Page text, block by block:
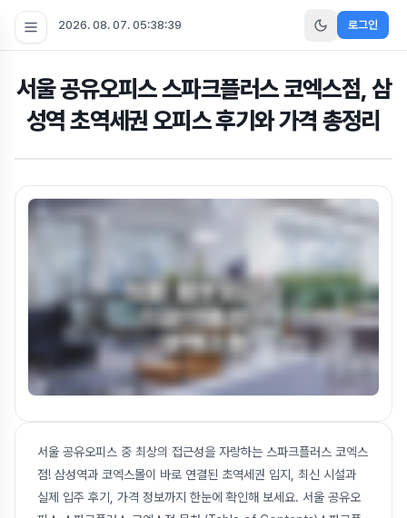
2026. 08. 07. 05:38:41 로그인
서울 공유오피스 스파크플러스 코엑스점, 삼
성역 초역세권 오피스 후기와 가격 총정리
서울 공유오피스 중 최상의 접근성을 자랑하는 스파크플러스 코엑스
점! 삼성역과 코엑스몰이 바로 연결된 초역세권 입지, 최신 시설과
실제 입주 후기, 가격 정보까지 한눈에 확인해 보세요. 서울 공유오